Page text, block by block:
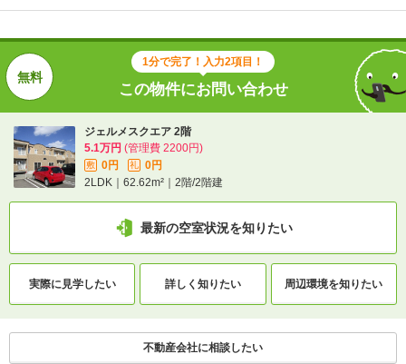
目 歩10分
1分で完了！入力2項目！
ジェルメスクエア 2階
5.1万円
(管理費 2200円)
敷 0円 礼
0円
2LDK｜62.62m²｜2階/2階建
実際に見学したい 詳しく知りたい
知りたい
1分で完了！入力2項目！
この物件にお問い合わせ
ジェルメスクエア 2階
5.1万円 (管理費 2200円)
敷 0円 礼
0円
2LDK｜62.62m²｜2階/2階建
最新の空室状況を知りたい
実際に見学したい 詳しく知りたい 周辺環境を知りたい
不動産会社に相談したい